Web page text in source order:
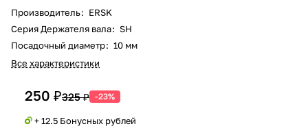
Производитель: ERSK
Серия Держателя вала: SH
Посадочный диаметр: 10 мм
Все характеристики
250 ₽325 ₽ -23%
+ 12.5 Бонусных рублей